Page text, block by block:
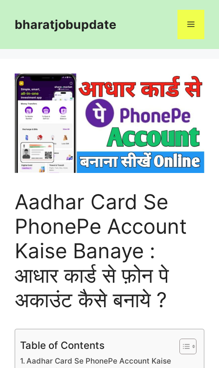
contentbharatjobupdate Menu
Aadhar Card Se
PhonePe Account
Kaise Banaye :
आधार कार्ड से फ़ोन पे
अकाउंट कैसे बनाये ?
Table of Contents
Aadhar Card Se PhonePe Account Kaise